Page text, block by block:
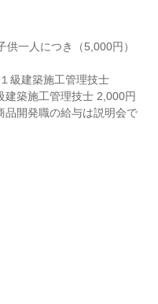
供一人につき（5,000円）
級建築施工管理技士
築施工管理技士 2,000円
開発職の給与は説明会で